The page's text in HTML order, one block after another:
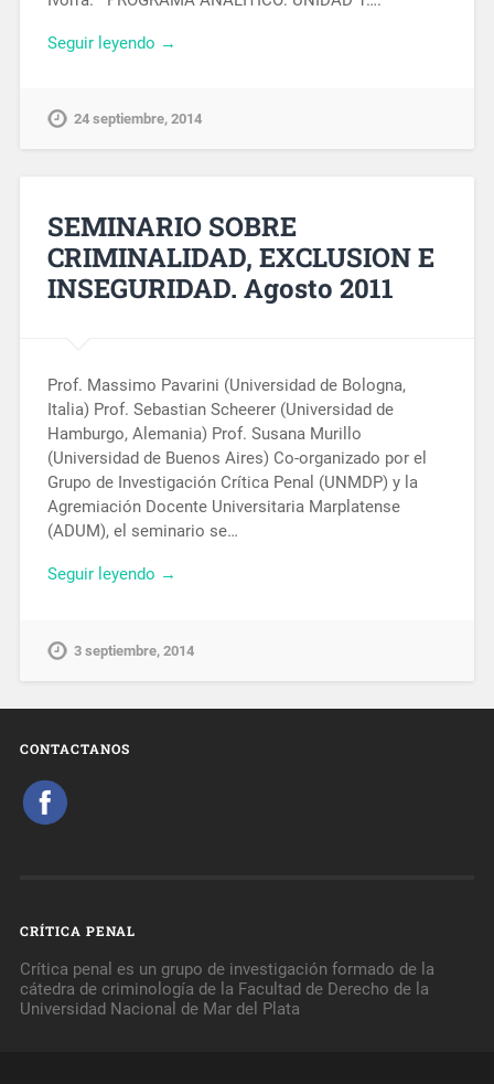
Seguir leyendo →
24 septiembre, 2014
SEMINARIO SOBRE
CRIMINALIDAD, EXCLUSION E
INSEGURIDAD. Agosto 2011
Prof. Massimo Pavarini (Universidad de Bologna,
Italia) Prof. Sebastian Scheerer (Universidad de
Hamburgo, Alemania) Prof. Susana Murillo
(Universidad de Buenos Aires) Co-organizado por el
Grupo de Investigación Crítica Penal (UNMDP) y la
Agremiación Docente Universitaria Marplatense
(ADUM), el seminario se…
Seguir leyendo →
3 septiembre, 2014
CONTACTANOS
CRÍTICA PENAL
Crítica penal es un grupo de investigación formado de la
cátedra de criminología de la Facultad de Derecho de la
Universidad Nacional de Mar del Plata